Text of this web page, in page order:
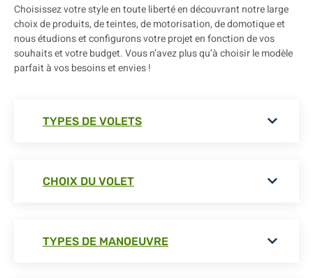
Choisissez votre style en toute liberté en découvrant notre large
choix de produits, de teintes, de motorisation, de domotique et
nous étudions et configurons votre projet en fonction de vos
souhaits et votre budget. Vous n’avez plus qu’à choisir le modèle
parfait à vos besoins et envies !
TYPES DE VOLETS
CHOIX DU VOLET
TYPES DE MANOEUVRE